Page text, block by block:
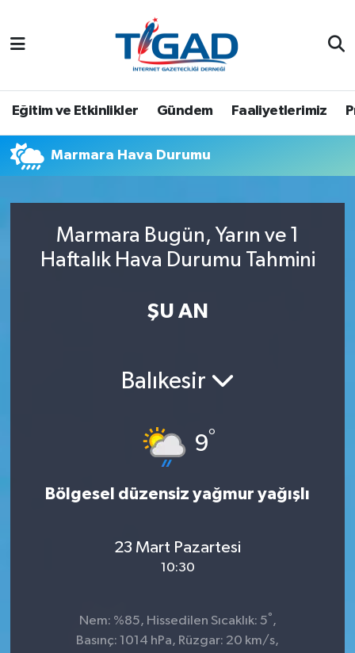
Eğitim ve Etkinlikler Gündem Faaliyetlerimiz
Marmara Hava Durumu
Marmara Bugün, Yarın ve 1
Haftalık Hava Durumu Tahmini
ŞU AN
Balıkesir
9°
Bölgesel düzensiz yağmur yağışlı
23 Mart Pazartesi
10:30
Nem: %85, Hissedilen Sıcaklık: 5° ,
Basınç: 1014 hPa, Rüzgar: 20 km/s,
Nöbetçi Eczaneler
Tüm Manşetler
Son Dakika Haberleri